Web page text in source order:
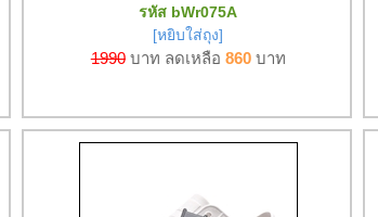
รหัส bWr075A
[หยิบใส่ถุง]
1990บาท ลดเหลือ 860บาท